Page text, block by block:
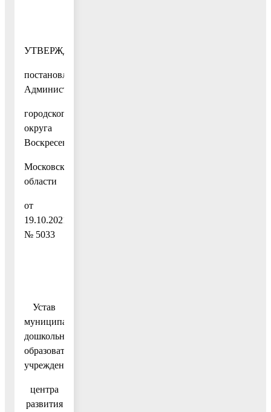
УТВЕРЖДЕН
постановлением
Администрации
городского
округа
Воскресенск
Московской
области
от
19.10.2021
№ 5033
Устав
муниципального
дошкольного
образовательного
учреждения
центра
развития